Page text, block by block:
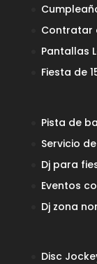
Contratar
Pantallas
Fiesta de
Pista de
Servicio
Dj para
Eventos
Dj zona
Disc